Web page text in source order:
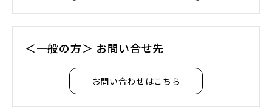
＜一般の方＞ お問い合せ先
お問い合わせはこちら